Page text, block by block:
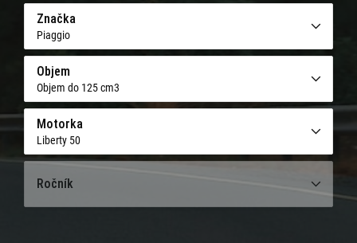
Značka
Piaggio
Objem
Objem do 125 cm3
Motorka
Liberty 50
Ročník